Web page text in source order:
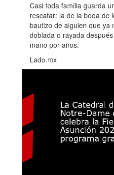
Casi toda familia guarda
rescatar: la de la boda de
bautizo de alguien que ya
doblada o rayada
mano por años.
Lado.mx